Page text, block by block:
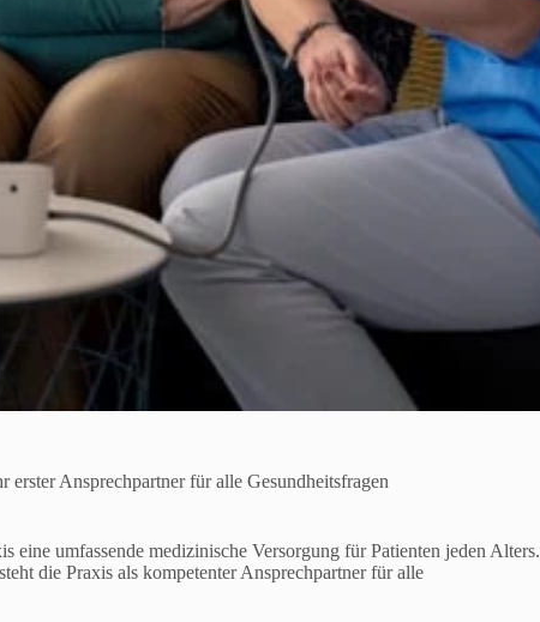
Ansprechpartner für alle Gesundheitsfragen
umfassende medizinische Versorgung für Patienten jeden Alters.
die Praxis als kompetenter Ansprechpartner für alle